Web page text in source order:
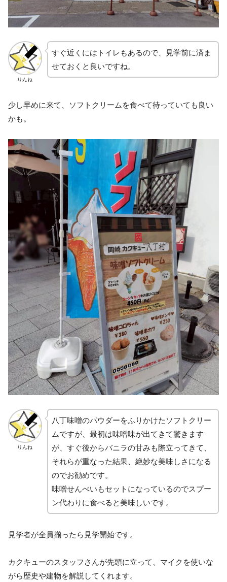
りんね
すぐ近くにはトイレもあるので、見学前に済ま
せておくと良いですね。
少し早めに来て、ソフトクリームを食べて待っていても良い
かも。
りんね
八丁味噌のパウダーをふりかけたソフトクリー
ムですが、最初は味噌味が出てきて驚きます
が、すぐ後からバニラの甘みも際立ってきて、
それらが重なった結果、絶妙な美味しさになる
のでお勧めです。
味噌せんべいもセットになっているのでスプー
ン代わりに食べると美味しいです。
見学者が全員揃ったら見学開始です。
カクキューのスタッフさんが先頭に立って、マイクを使いな
がら歴史や建物を解説してくれます。